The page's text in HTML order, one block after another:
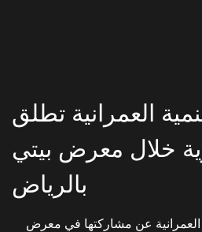
العمرانية تطلق
خلال معرض بيتي
بالرياض
العمرانية عن مشاركتها في معرض
Ground floor, building
Settlement , New Cairo,